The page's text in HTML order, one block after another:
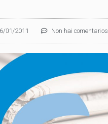
01/2011 Non hai comentarios